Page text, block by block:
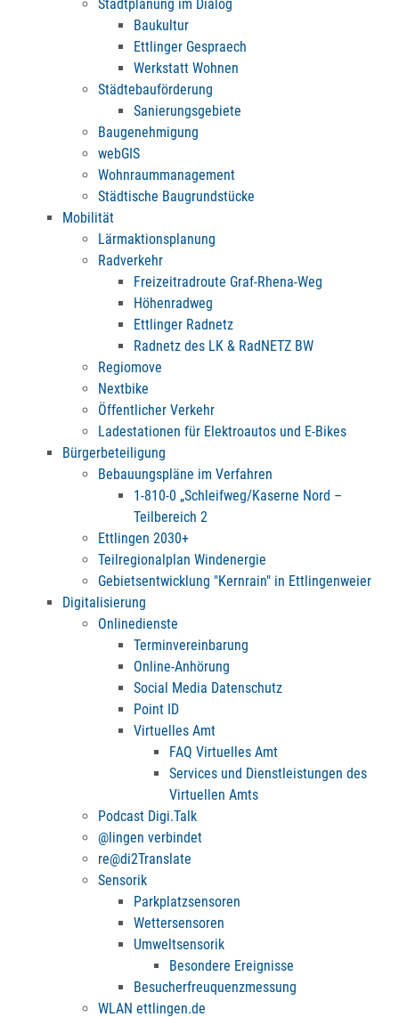
Stadtplanung im Dialog
Baukultur
Ettlinger Gespraech
Werkstatt Wohnen
Städtebauförderung
Sanierungsgebiete
Baugenehmigung
webGIS
Wohnraummanagement
Städtische Baugrundstücke
Mobilität
Lärmaktionsplanung
Radverkehr
Freizeitradroute Graf-Rhena-Weg
Höhenradweg
Ettlinger Radnetz
Radnetz des LK & RadNETZ BW
Regiomove
Nextbike
Öffentlicher Verkehr
Ladestationen für Elektroautos und E-Bikes
Bürgerbeteiligung
Bebauungspläne im Verfahren
1-810-0 „Schleifweg/Kaserne Nord –
Teilbereich 2
Ettlingen 2030+
Teilregionalplan Windenergie
Gebietsentwicklung "Kernrain" in Ettlingenweier
Digitalisierung
Onlinedienste
Terminvereinbarung
Online-Anhörung
Social Media Datenschutz
Point ID
Virtuelles Amt
FAQ Virtuelles Amt
Services und Dienstleistungen des
Virtuellen Amts
Podcast Digi.Talk
@lingen verbindet
re@di2Translate
Sensorik
Parkplatzsensoren
Wettersensoren
Umweltsensorik
Besondere Ereignisse
Besucherfreuquenzmessung
WLAN ettlingen.de